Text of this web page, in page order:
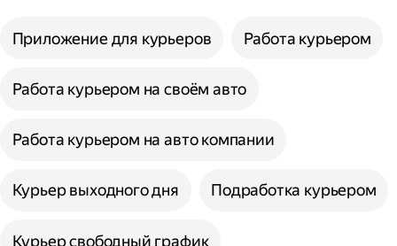
Приложение для курьеров Работа курьером
Работа курьером на своём авто
Работа курьером на авто компании
Курьер выходного дня Подработка курьером
Курьер свободный график